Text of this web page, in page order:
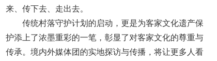
来、传下去、走出去。
传统村落守护计划的启动，更是为客家文化遗产保
护添上了浓墨重彩的一笔，彰显了对客家文化的尊重与
传承。境内外媒体团的实地探访与传播，将让更多人看